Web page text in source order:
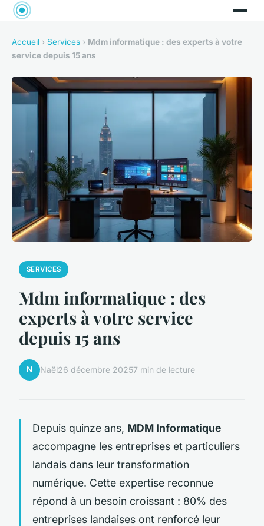
Accueil › Services › Mdm informatique : des experts à votre
service depuis 15 ans
SERVICES
Mdm informatique : des
experts à votre service
depuis 15 ans
N Naël26 décembre 20257 min de lecture
Depuis quinze ans, MDM Informatique
accompagne les entreprises et particuliers
landais dans leur transformation
numérique. Cette expertise reconnue
répond à un besoin croissant : 80% des
entreprises landaises ont renforcé leur